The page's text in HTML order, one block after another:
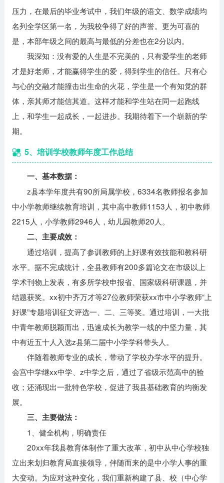
压力，在最后的毕业考试中，我们年级的语文、数学成绩均
名列全学区第一名，为我校争得了好的声誉。更为可喜的
是，本部年级之间的最高与最低的分差也在2分以内。
我深知：没有爱的人生是不完美的，只有爱学生的老师
才是好老师，才能赢得学生的爱，得到学生的信任。只有心
与心的交融才能撞击出生命的火花，学生是一个有知觉的群
体，亲其师才能信其道。这样才能和学生站在同一起跑线
上，和学生一起成长，一起进步。我期待着下一个崭新的学
期。
5、培训学校教师年度工作总结
一、基本数据：
z县本学年度共有90所局属学校，6334名教师报名参加
中小学教师继续教育培训，其中高中教师1153人，初中教师
2215人，小学教师2946人，幼儿园教师20人。
二、主要成效：
通过培训，提高了参训教师的上好课有效技能和教科研
水平。据不完成统计，全县教师有200多篇论文在市级以上
学术刊物上发表，有多所学校申报省、国家级科研课题，并
结题获奖。xx初中齐万才等27位教师荣获xx市中小学教师“上
好课”专题培训征文评选一、二、三等奖。通过培训，一大批
中青年教师脱颖而出，迅速成长为教学一线的中坚力量，其
中有近五十人入选z县第二届中小学学科带头人。
伴随着教师专业的成长，带动了学校办学水平的提升。
会宫中学继xx中学、z中学之后，通过了省级示范高中的验
收；还涌现出一批特色学校，促进了我县基础教育的均衡发
展。
三、主要做法：
1、健全机构，明确责任
20xx年我县教育体制作了重大改革，初中从中心学校独
立出来划归教育局直接领导，伴随而来的是中小学人事的重
大变动。为应对这种变化，我们重新构建了县、校（中心学